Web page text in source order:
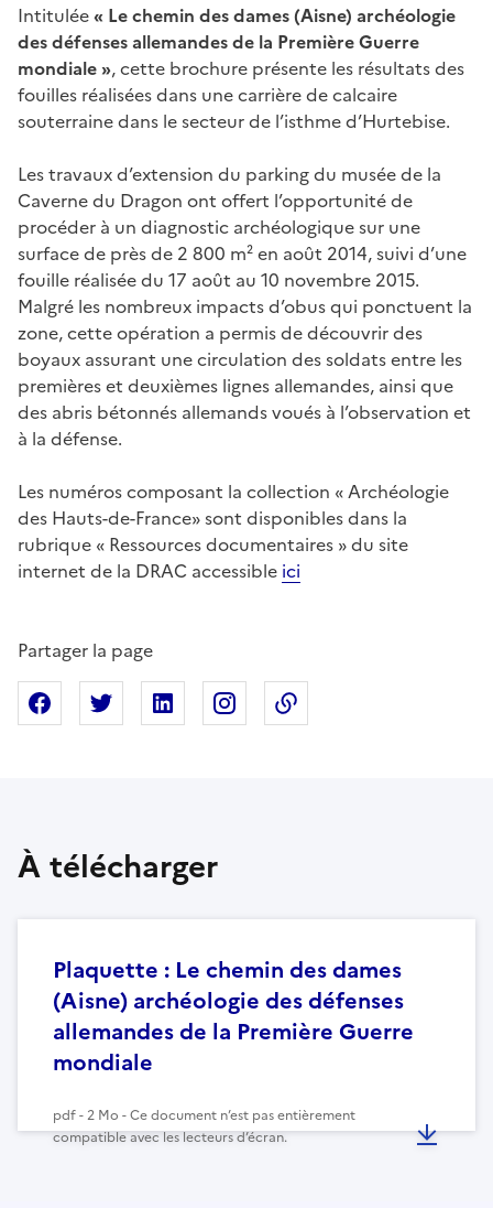
Intitulée« Le chemin des dames (Aisne) archéologie
des défenses allemandes de la Première Guerre
mondiale », cette brochure présente les résultats des
fouilles réalisées dans une carrière de calcaire
souterraine dans le secteur de l’isthme d’Hurtebise.
Les travaux d’extension du parking du musée de la
Caverne du Dragon ont offert l’opportunité de
procéder à un diagnostic archéologique sur une
surface de près de 2 800 m² en août 2014, suivi d’une
fouille réalisée du 17 août au 10 novembre 2015.
Malgré les nombreux impacts d’obus qui ponctuent la
zone, cette opération a permis de découvrir des
boyaux assurant une circulation des soldats entre les
premières et deuxièmes lignes allemandes, ainsi que
des abris bétonnés allemands voués à l’observation et
à la défense.
Les numéros composant la collection « Archéologie
des Hauts-de-France» sont disponibles dans la
rubrique « Ressources documentaires » du site
internet de la DRAC accessible ici
Partager la page
Partager sur Facebook
Partager sur XPartager sur Linkedin
Partager sur Instagram
À télécharger
Plaquette : Le chemin des dames
(Aisne) archéologie des défenses
allemandes de la Première Guerre
mondiale
pdf - 2 Mo - Ce document n’est pas entièrement
compatible avec les lecteurs d’écran.